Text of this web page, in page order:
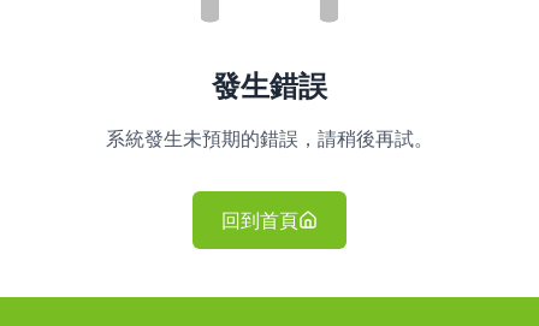
發生錯誤
系統發生未預期的錯誤，請稍後再試。
回到首頁